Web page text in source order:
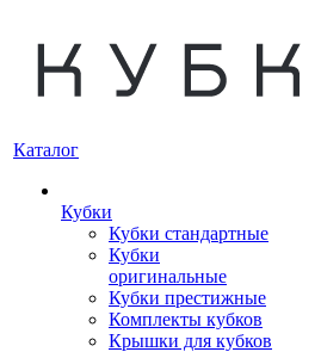
Каталог
Кубки
Кубки стандартные
Кубки
оригинальные
Кубки престижные
Комплекты кубков
Крышки для кубков